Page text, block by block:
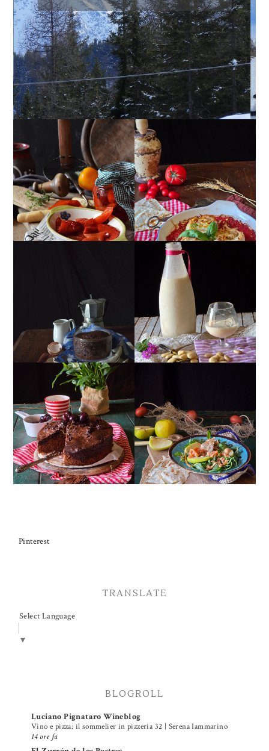
PEPERONI ALLA
PIEMONTESE
GIRANDOLE DI
RICOTTA
MUG CAKE AL
CIOCCOLATO
MANDORLITO
TORTA DOPPIO
CIOCCOLATO E
CILIEGIE
INSALATA DI SALMONE
AFFUMICATO, MELE,
NOCI, RUCOLA
Pinterest
TRANSLATE
Select Language
▼
BLOGROLL
Luciano Pignataro Wineblog
Vino e pizza: il sommelier in pizzeria 32 | Serena Iammarino
14 ore fa